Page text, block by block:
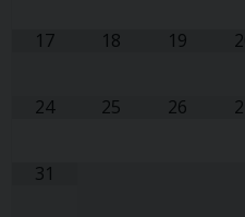
17 18 19
24 25 26
31